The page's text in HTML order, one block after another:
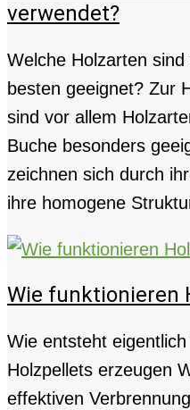
verwendet?
Welche Holzarten
besten geeignet? Zur
sind vor allem
Buche besonders
zeichnen sich durch
ihre homogene
Wie funktionieren
Wie entsteht
Holzpellets erzeugen
effektiven